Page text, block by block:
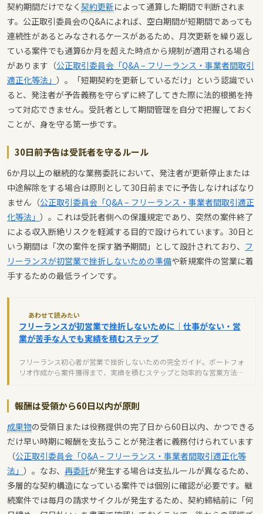
契約期間だけでなく 契約更新によって通算した期間で判断されま
す。公正取引委員会のQ&Aによれば、空白期間が短期間であっても
連続性があるとみなされるケースがあるため、月次更新を繰り返し
ている案件でも通算6か月を超えた時点から規制が適用される場合
があります（公正取引委員会「Q&A – フリーランス・事業者間取引
適正化等法」 ）。「短期契約を更新しているだけ」という認識でい
ると、発注者が予告義務を守らずに終了してきた際に法的根拠を持
って対応できません。受託者として期間管理を自分で把握しておく
ことが、身を守る第一歩です。
30日前予告は受託者を守るルール
6か月以上の継続的な業務委託において、発注者が更新停止または
中途解除をする場合は原則として30日前までに予告しなければなり
ません（公正取引委員会「Q&A – フリーランス・事業者間取引適正
化等法」 ）。これは受託者側への保護規定であり、突然の案件終了
による収入断絶リスクを軽減する目的で設けられています。30日と
いう期間は「次の案件を探す猶予期間」として設計されており、 フ
リーランスが初営業で挫折しないための準備や新規案件の営業に着
手するための最低ラインです。
あわせて読みたい
フリーランスが初営業で挫折しないために｜仕事がない・営
業が苦手な人でも実績を積むステップ
フリーランス初心者が営業で挫折しないための完全ガイド。ポートフォ
リオ作成から案件獲得まで、実績を積むステップと効率的な営業方法を
報酬は受領から60日以内が原則
成果物の受領日または役務提供の完了日から60日以内、かつできる
だけ早い時期に報酬を支払うことが発注者に義務付けられています
（公正取引委員会「Q&A – フリーランス・事業者間取引適正化等
法」 ）。なお、 再委託が発生する場合は支払ルールが異なるため、
多層的な契約構造になっている案件では個別に確認が必要です。継
続案件では毎月の請求サイクルが発生するため、契約締結前に「何